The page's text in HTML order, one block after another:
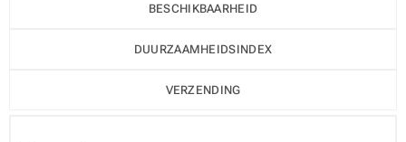
BESCHIKBAARHEID
DUURZAAMHEIDSINDEX
VERZENDING